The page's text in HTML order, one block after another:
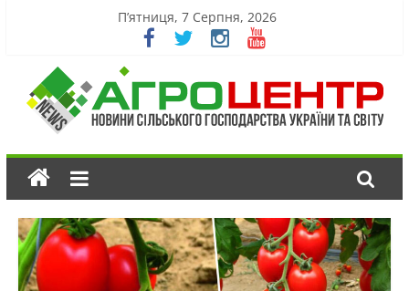
П’ятниця, 7 Серпня, 2026